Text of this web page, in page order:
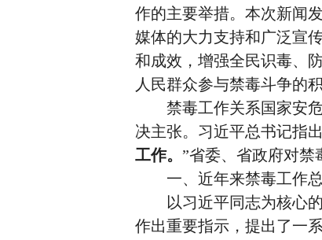
作的主要举措。本次新闻
媒体的大力支持和广泛宣
和成效，增强全民识毒、
人民群众参与禁毒斗争的积
禁毒工作关系国家安危
决主张。习近平总书记指
工作。 ”省委、省政府对禁
一、近年来禁毒工作
以习近平同志为核心的
作出重要指示，提出了一